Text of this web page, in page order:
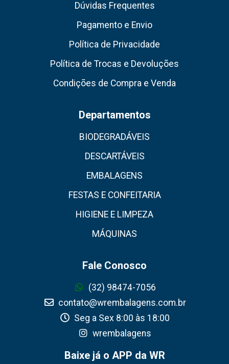
Dúvidas Frequentes
Pagamento e Envio
Política de Privacidade
Política de Trocas e Devoluções
Condições de Compra e Venda
Departamentos
BIODEGRADÁVEIS
DESCARTÁVEIS
EMBALAGENS
FESTAS E CONFEITARIA
HIGIENE E LIMPEZA
MÁQUINAS
Fale Conosco
(32) 98474-7056
contato@wrembalagens.com.br
Seg a Sex 8:00 às 18:00
wrembalagens
Baixe já o APP da WR